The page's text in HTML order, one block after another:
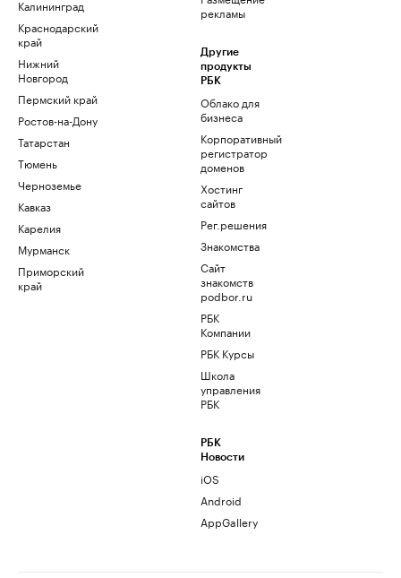
Калининград
Краснодарский
край
Нижний
Новгород
Пермский край
Ростов-на-Дону
Татарстан
Тюмень
Черноземье
Кавказ
Карелия
Мурманск
Приморский
край
рекламы
Другие
продукты
РБК
Облако для
бизнеса
Корпоративный
регистратор
доменов
Хостинг
сайтов
Рег.решения
Знакомства
Сайт
знакомств
podbor.ru
РБК
Компании
РБК Курсы
Школа
управления
РБК
РБК
Новости
iOS
Android
AppGallery